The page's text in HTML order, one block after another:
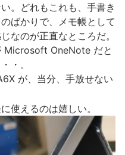
。どれもこれも、手書き
ばかりで、メモ帳として
なのが正直なところだ。
Microsoft OneNote だと
・。
が、当分、手放せない
使えるのは嬉しい。